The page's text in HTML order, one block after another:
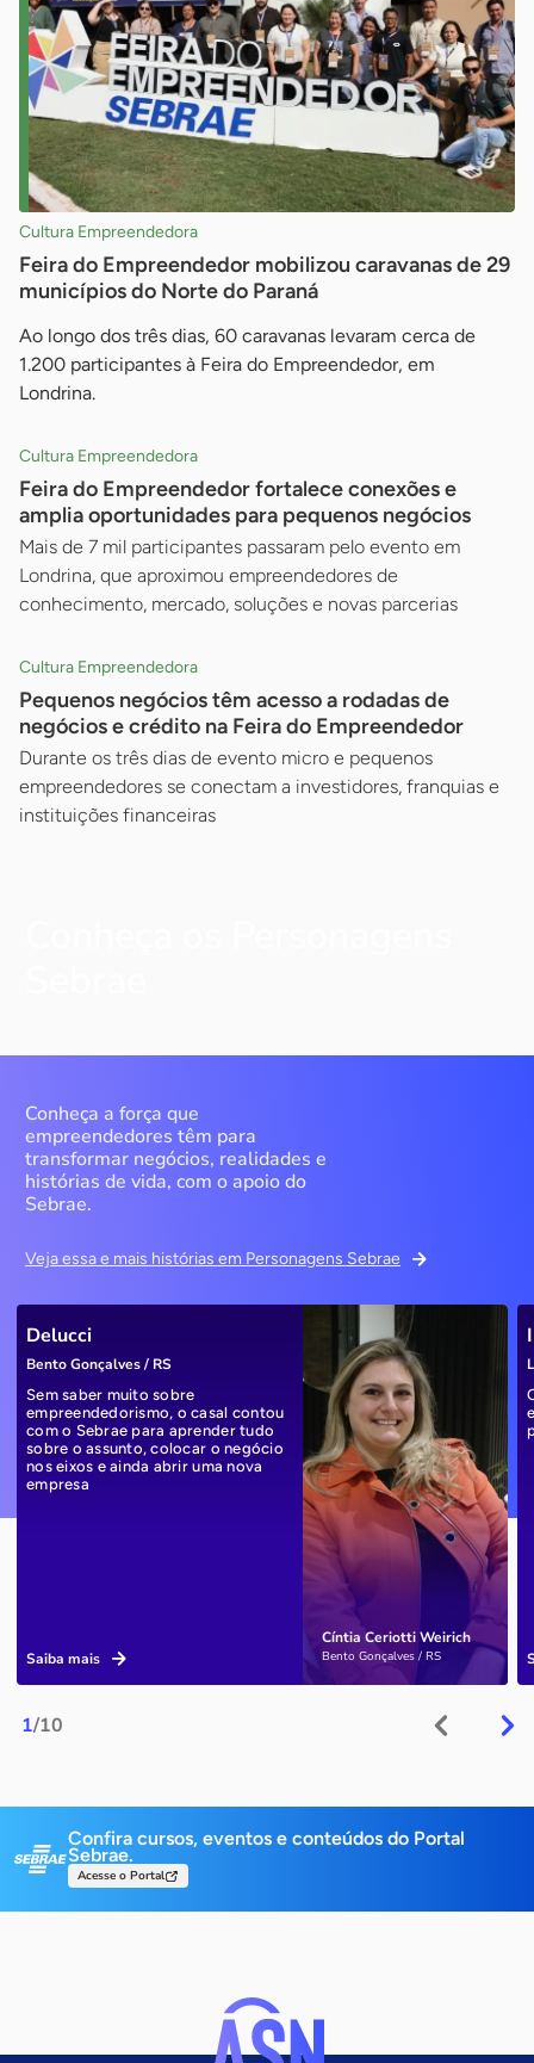
Cultura Empreendedora
Feira do Empreendedor mobilizou caravanas de 29
municípios do Norte do Paraná
Ao longo dos três dias, 60 caravanas levaram cerca de
1.200 participantes à Feira do Empreendedor, em
Londrina.
Cultura Empreendedora
Feira do Empreendedor fortalece conexões e
amplia oportunidades para pequenos negócios
Mais de 7 mil participantes passaram pelo evento em
Londrina, que aproximou empreendedores de
conhecimento, mercado, soluções e novas parcerias
Cultura Empreendedora
Pequenos negócios têm acesso a rodadas de
negócios e crédito na Feira do Empreendedor
Durante os três dias de evento micro e pequenos
empreendedores se conectam a investidores, franquias e
instituições financeiras
Conheça a força que
empreendedores têm para
transformar negócios, realidades e
histórias de vida, com o apoio do
Sebrae.
Veja essa e mais histórias em Personagens Sebrae
1/10
Cíntia Ceriotti Weirich
Bento Gonçalves / RS
Delucci
Bento Gonçalves / RS
Sem saber muito sobre
empreendedorismo, o casal contou
com o Sebrae para aprender tudo
sobre o assunto, colocar o negócio
nos eixos e ainda abrir uma nova
empresa
Saiba mais
Confira cursos, eventos e conteúdos do Portal
Sebrae.
Acesse o Portal